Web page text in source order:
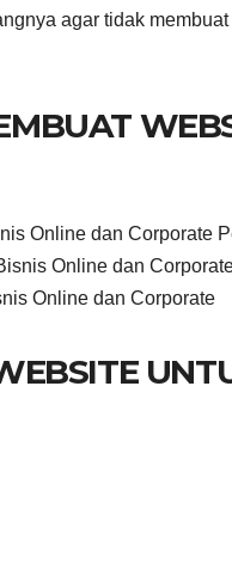
agar tidak
Online dan Corporate
Online dan
Online dan Corporate